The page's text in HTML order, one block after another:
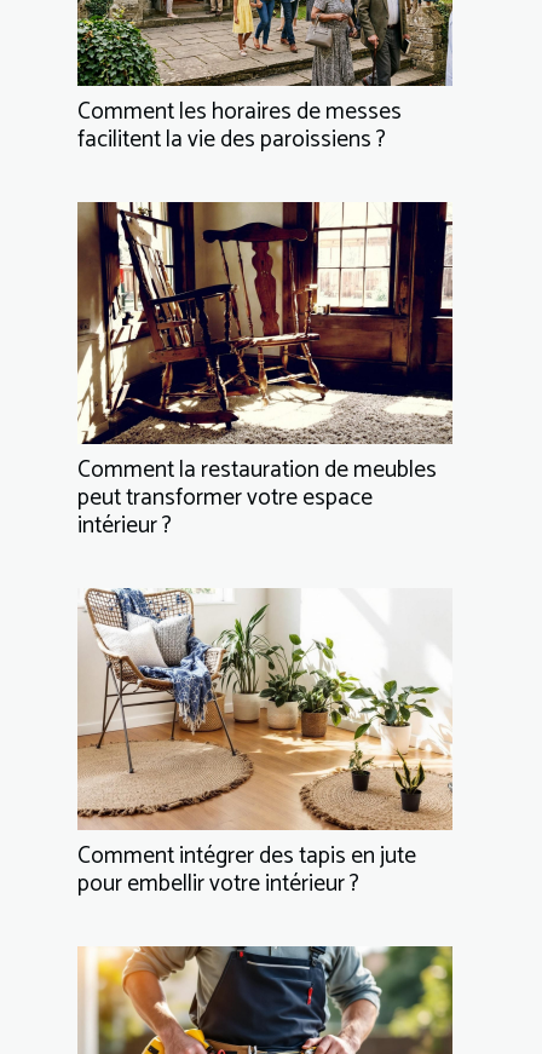
Comment les horaires de messes
facilitent la vie des paroissiens ?
Comment la restauration de meubles
peut transformer votre espace
intérieur ?
Comment intégrer des tapis en jute
pour embellir votre intérieur ?